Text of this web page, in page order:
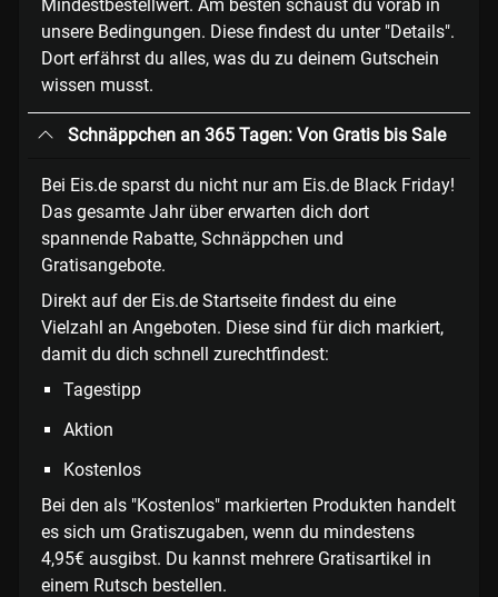
Mindestbestellwert. Am besten schaust du vorab in
unsere Bedingungen. Diese findest du unter "Details".
Dort erfährst du alles, was du zu deinem Gutschein
wissen musst.
Schnäppchen an 365 Tagen: Von Gratis bis Sale
Bei Eis.de sparst du nicht nur am Eis.de Black Friday!
Das gesamte Jahr über erwarten dich dort
spannende Rabatte, Schnäppchen und
Gratisangebote.
Direkt auf der Eis.de Startseite findest du eine
Vielzahl an Angeboten. Diese sind für dich markiert,
damit du dich schnell zurechtfindest:
Tagestipp
Aktion
Kostenlos
Bei den als "Kostenlos" markierten Produkten handelt
es sich um Gratiszugaben, wenn du mindestens
4,95€ ausgibst. Du kannst mehrere Gratisartikel in
einem Rutsch bestellen.